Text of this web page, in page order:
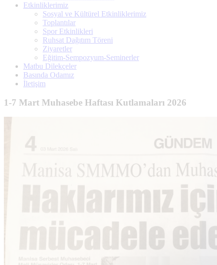
Etkinliklerimiz
Sosyal ve Kültürel Etkinliklerimiz
Toplantılar
Spor Etkinlikleri
Ruhsat Dağıtım Töreni
Ziyaretler
Eğitim-Sempozyum-Seminerler
Matbu Dilekçeler
Basında Odamız
İletişim
1-7 Mart Muhasebe Haftası Kutlamaları 2026